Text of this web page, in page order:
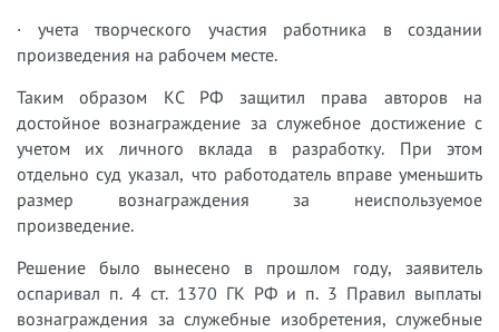
· учета творческого участия работника в создании
произведения на рабочем месте.
Таким образом КС РФ защитил права авторов на
достойное вознаграждение за служебное достижение с
учетом их личного вклада в разработку. При этом
отдельно суд указал, что работодатель вправе уменьшить
размер вознаграждения за неиспользуемое
произведение.
Решение было вынесено в прошлом году, заявитель
оспаривал п. 4 ст. 1370 ГК РФ и п. 3 Правил выплаты
вознаграждения за служебные изобретения, служебные